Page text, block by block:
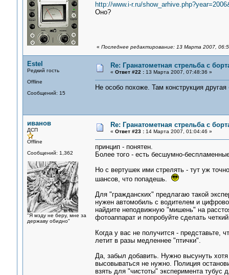
http://www.i-r.ru/
Оно?
« Последнее редактирование: 13 Марта 2007,
Estel
Редкий гость
Offline
Сообщений: 15
Re: Гранатометная стрельба с
« Ответ #22 :13 Марта 2007, 07:48:36 »
Не особо похоже. Там конструкция
иванов
ДСП
Offline
Сообщений: 1,362
"Я мзду не беру, мне за
державу обидно"
Re: Гранатометная стрельба с
« Ответ #23 :14 Марта 2007, 01:04:46 »
принцип - понятен.
Более того - есть бесшумно-
Но с вертушек ими стрелять - тут уж
шансов, что попадешь.
Для "гражданских" предлагаю такой
нужен автомобиль с водителем и
найдите неподвижную "мишень" на
фотоаппарат и попробуйте сделать
Когда у вас не получится - представьте,
летит в разы медленнее "птички".
Да, забыл добавить. Нужно высунуть
высовываться не нужно. Полиция
взять для "чистоты" эксперимента тубус